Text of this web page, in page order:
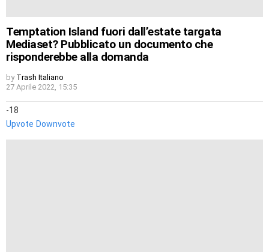
Temptation Island fuori dall’estate targata
Mediaset? Pubblicato un documento che
risponderebbe alla domanda
by Trash Italiano
27 Aprile 2022, 15:35
-18
Upvote Downvote